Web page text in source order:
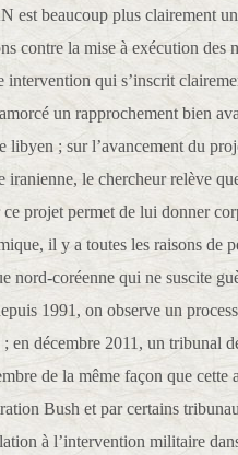
est beaucoup plus clairement
contre la mise à exécution des
intervention qui s’inscrit
un rapprochement bien
libyen ; sur l’avancement du
iranienne, le chercheur relève
projet permet de lui donner
il y a toutes les raisons de
nord-coréenne qui ne suscite
1991, on observe un
en décembre 2011, un tribunal
de la même façon que cette
Bush et par certains
à l’intervention militaire